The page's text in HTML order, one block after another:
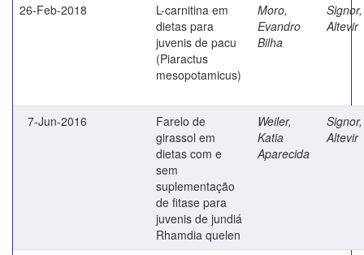
26-Feb-2018
L-carnitina em
dietas para
juvenis de pacu
(Piaractus
mesopotamicus)
Moro,
Evandro
Bilha
Signor,
Altevir
7-Jun-2016
Farelo de
girassol em
dietas com e
sem
suplementação
de fitase para
juvenis de jundiá
Rhamdia quelen
Weiler,
Katia
Aparecida
Signor,
Altevir